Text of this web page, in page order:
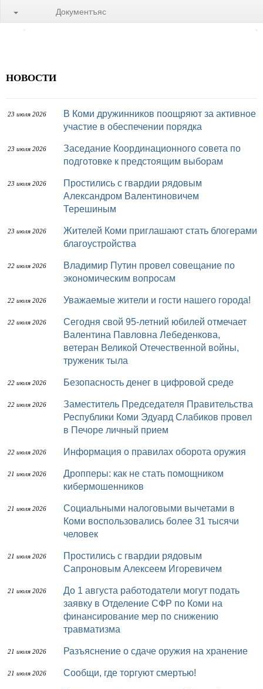
Документъяс
НОВОСТИ
23 июля 2026
В Коми дружинников поощряют за активное
участие в обеспечении порядка
23 июля 2026
Заседание Координационного совета по
подготовке к предстоящим выборам
23 июля 2026
Простились с гвардии рядовым
Александром Валентиновичем
Терешиным
23 июля 2026
Жителей Коми приглашают стать блогерами
благоустройства
22 июля 2026
Владимир Путин провел совещание по
экономическим вопросам
22 июля 2026 Уважаемые жители и гости нашего города!
22 июля 2026
Сегодня свой 95-летний юбилей отмечает
Валентина Павловна Лебеденкова,
ветеран Великой Отечественной войны,
труженик тыла
22 июля 2026 Безопасность денег в цифровой среде
22 июля 2026
Заместитель Председателя Правительства
Республики Коми Эдуард Слабиков провел
в Печоре личный прием
22 июля 2026 Информация о правилах оборота оружия
21 июля 2026
Дропперы: как не стать помощником
кибермошенников
21 июля 2026
Социальными налоговыми вычетами в
Коми воспользовались более 31 тысячи
человек
21 июля 2026
Простились с гвардии рядовым
Сапроновым Алексеем Игоревичем
21 июля 2026
До 1 августа работодатели могут подать
заявку в Отделение СФР по Коми на
финансирование мер по снижению
травматизма
21 июля 2026 Разъяснение о сдаче оружия на хранение
21 июля 2026 Сообщи, где торгуют смертью!